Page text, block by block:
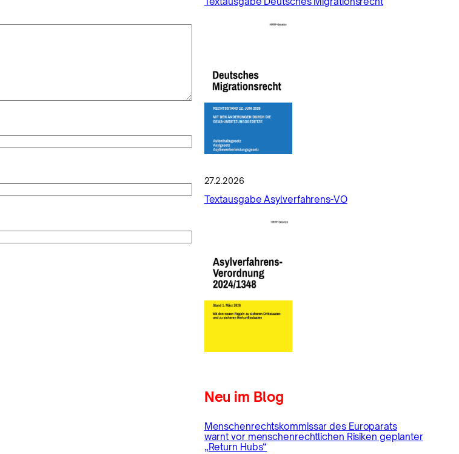
27.2.2026
Textausgabe Asylverfahrens-VO
Neu im Blog
Menschenrechtskommissar des Europarats
warnt vor menschenrechtlichen Risiken geplanter
„Return Hubs“